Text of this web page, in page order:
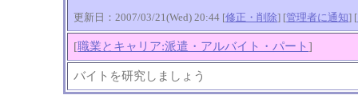
更新日：2007/03/21(Wed) 20:44 [修正・削除] [管理者に通知] [
[職業とキャリア:派遣・アルバイト・パート]
バイトを研究しましょう